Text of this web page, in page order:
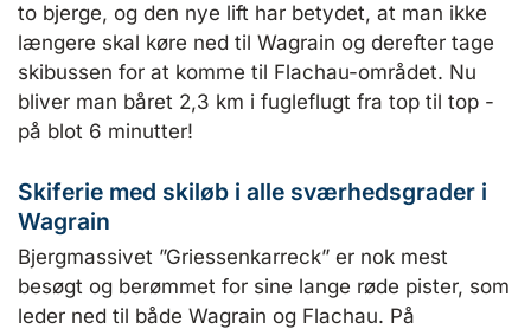
to bjerge, og den nye lift har betydet, at man ikke
længere skal køre ned til Wagrain og derefter tage
skibussen for at komme til Flachau-området. Nu
bliver man båret 2,3 km i fugleflugt fra top til top -
på blot 6 minutter!
Skiferie med skiløb i alle sværhedsgrader i
Wagrain
Bjergmassivet ”Griessenkarreck” er nok mest
besøgt og berømmet for sine lange røde pister, som
leder ned til både Wagrain og Flachau. På